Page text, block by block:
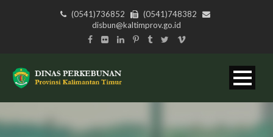
(0541)736852
(0541)748382
disbun@kaltimprov.go.id